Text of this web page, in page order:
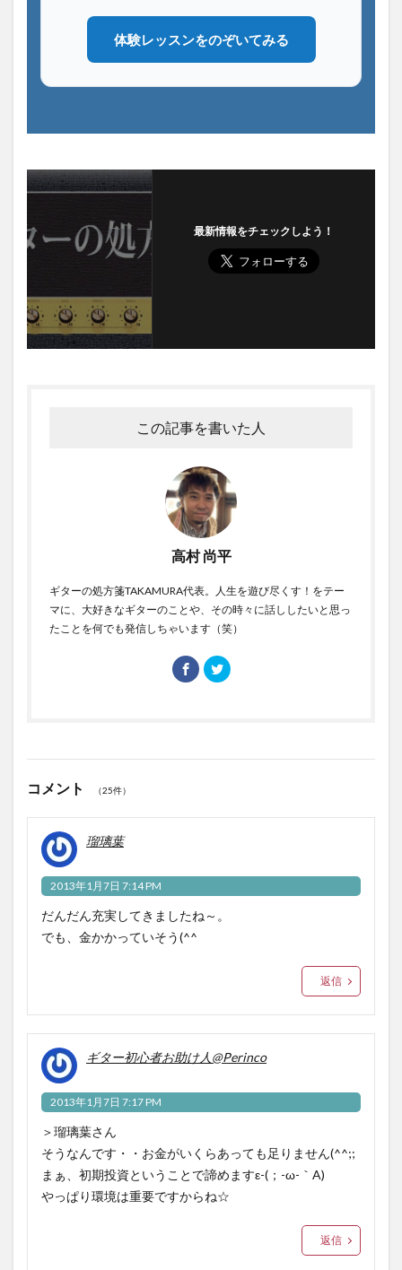
体験レッスンをのぞいてみる
最新情報をチェックしよう！
この記事を書いた人
高村 尚平
ギターの処方箋TAKAMURA代表。人生を遊び尽くす！をテー
マに、大好きなギターのことや、その時々に話ししたいと思っ
たことを何でも発信しちゃいます（笑）
コメント （25件）
瑠璃葉
2013年1月7日 7:14 PM
だんだん充実してきましたね～。
でも、金かかっていそう(^^ゞ
返信
ギター初心者お助け人@Perinco
2013年1月7日 7:17 PM
＞瑠璃葉さん
そうなんです・・お金がいくらあっても足りません(^^;;
まぁ、初期投資ということで諦めますε-(；-ω-｀A)
やっぱり環境は重要ですからね☆
返信